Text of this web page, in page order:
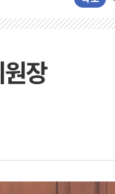
장